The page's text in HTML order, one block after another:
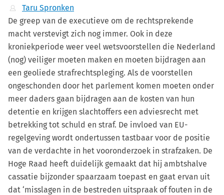
Taru Spronken
De greep van de executieve om de rechtsprekende
macht verstevigt zich nog immer. Ook in deze
kroniekperiode weer veel wetsvoorstellen die Nederland
(nog) veiliger moeten maken en moeten bijdragen aan
een geoliede strafrechtspleging. Als de voorstellen
ongeschonden door het parlement komen moeten onder
meer daders gaan bijdragen aan de kosten van hun
detentie en krijgen slachtoffers een adviesrecht met
betrekking tot schuld en straf. De invloed van EU-
regelgeving wordt ondertussen tastbaar voor de positie
van de verdachte in het vooronderzoek in strafzaken. De
Hoge Raad heeft duidelijk gemaakt dat hij ambtshalve
cassatie bijzonder spaarzaam toepast en gaat ervan uit
dat ‘misslagen in de bestreden uitspraak of fouten in de